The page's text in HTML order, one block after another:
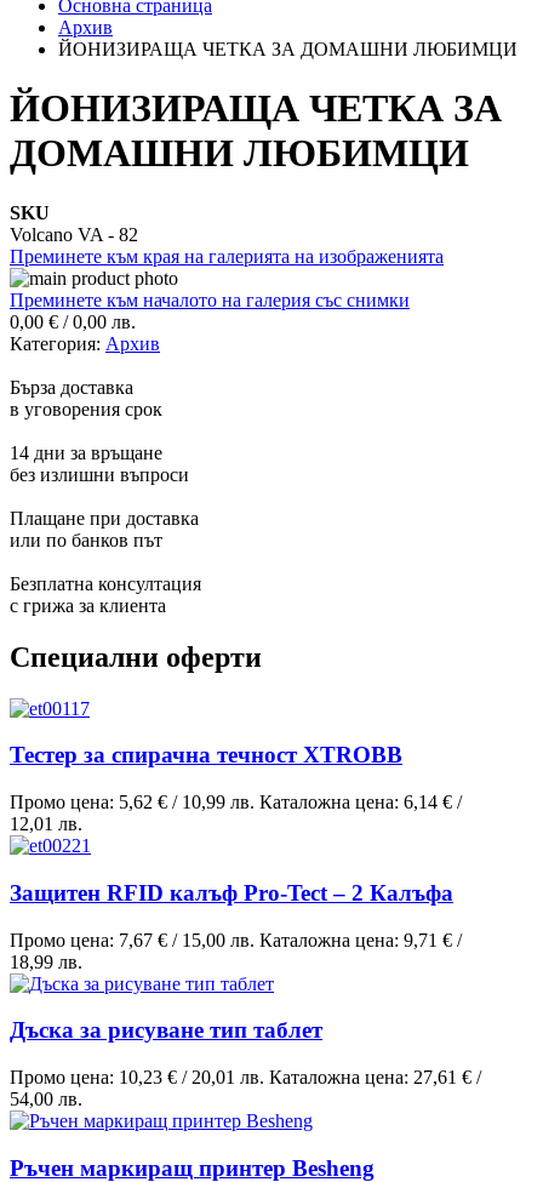
Основна страница
Архив
ЙОНИЗИРАЩА ЧЕТКА ЗА ДОМАШНИ ЛЮБИМЦИ
ЙОНИЗИРАЩА ЧЕТКА ЗА
ДОМАШНИ ЛЮБИМЦИ
SKU
Volcano VA - 82
Преминете към края на галерията на изображенията
Преминете към началото на галерия със снимки
0,00 € /0,00 лв.
Категория: Архив
Бърза доставка
в уговорения срок
14 дни за връщане
без излишни въпроси
Плащане при доставка
или по банков път
Безплатна консултация
с грижа за клиента
Специални оферти
Тестер за спирачна течност XTROBB
Промо цена: 5,62 € / 10,99 лв. Каталожна цена: 6,14 € /
12,01 лв.
Защитен RFID калъф Pro-Tect – 2 Калъфа
Промо цена: 7,67 € / 15,00 лв. Каталожна цена: 9,71 € /
18,99 лв.
Дъска за рисуване тип таблет
Промо цена: 10,23 € / 20,01 лв. Каталожна цена: 27,61 € /
54,00 лв.
Ръчен маркиращ принтер Besheng